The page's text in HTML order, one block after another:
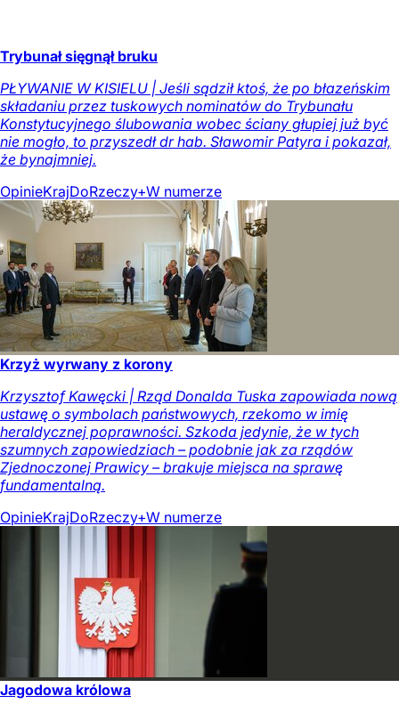
Trybunał sięgnął bruku
PŁYWANIE W KISIELU | Jeśli sądził ktoś, że po błazeńskim
składaniu przez tuskowych nominatów do Trybunału
Konstytucyjnego ślubowania wobec ściany głupiej już być
nie mogło, to przyszedł dr hab. Sławomir Patyra i pokazał,
że bynajmniej.
OpinieKrajDoRzeczy+W numerze
Krzyż wyrwany z korony
Krzysztof Kawęcki | Rząd Donalda Tuska zapowiada nową
ustawę o symbolach państwowych, rzekomo w imię
heraldycznej poprawności. Szkoda jedynie, że w tych
szumnych zapowiedziach – podobnie jak za rządów
Zjednoczonej Prawicy – brakuje miejsca na sprawę
fundamentalną.
OpinieKrajDoRzeczy+W numerze
Jagodowa królowa